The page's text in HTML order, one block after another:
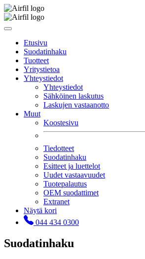
Etusivu
Suodatinhaku
Tuotteet
Yritystietoa
Yhteystiedot
Yhteystiedot
Sähköinen laskutus
Laskujen vastaanotto
Muut
Koostesivu
Tiedotteet
Suodatinhaku
Esitteet ja luettelot
Uudet vastaavuudet
Tuotepalautus
OEM suodattimet
Extranet
Näytä kori
044 434 0300
Suodatinhaku